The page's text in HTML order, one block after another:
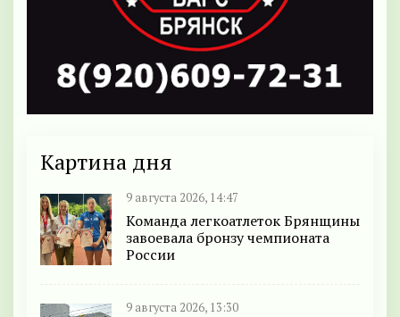
Картина дня
9 августа 2026, 14:47
Команда легкоатлеток Брянщины
завоевала бронзу чемпионата
России
9 августа 2026, 13:30